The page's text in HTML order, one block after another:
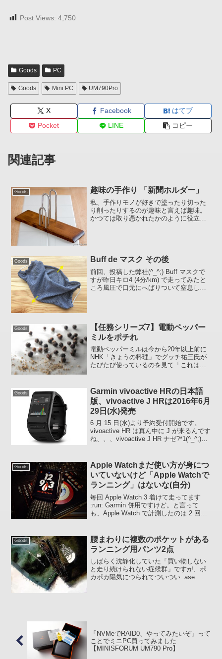
Post Views: 4,750
Goods PC
Goods Mini PC UM790Pro
X Facebook
はてブ
Pocket
LINE コピー
関連記事
Goods 趣味の手作り 「新聞ホルダー」
私、手作りモノが好きで塗ったり切った
り削ったりするのが趣味と言えば趣味。
かつては取り憑かれたかのように役立つ
Goods Buff de マスク その後
前回、投稿した弊社(^_^;) Buff マスクで
すが昨日キロ4 (4分/km) で走ってみたと
ころ風圧で口元にへばりついて窒息しそ
Goods
【任務シリーズ7】電動ペッパー
ミルをポチれ
電動ペッパーミルは今から20年以上前に
NHK「きょうの料理」でグッチ祐三氏が
たびたび使っているのを見て「これはい
たいしたことがなかったので普通の小瓶
あらびきコショウやミ...
Goods
Garmin vivoactive HRの日本語
版、vivoactive J HRは2016年6月
29日(水)発売
6 月 15 日(水)より予約受付開始です。
vivoactive HR は真ん中に J が来るんです
ね、、、vivoactive J HR ナゼ?*1(^_^;)同
Goods
Apple Watchまだ使い方が身につ
いていないけど「Apple Watchで
ランニング」はないな(自分)
毎回 Apple Watch 3 着けて走ってます
:run: Garmin 併用ですけど。と言って
も、Apple Watch で計測したのは 2 回だ
ストレス...
Goods
腰まわりに複数のポケットがある
ランニング用パンツ2点
しばらく沈静化していた「買い物しない
と走り続けられない症候群」ですが、ポ
カポカ陽気につられてついつい :ase:
「NVMeでRAID0、やってみたいぞ」って
ことでミニPC買ってみました
【MINISFORUM UM790 Pro】